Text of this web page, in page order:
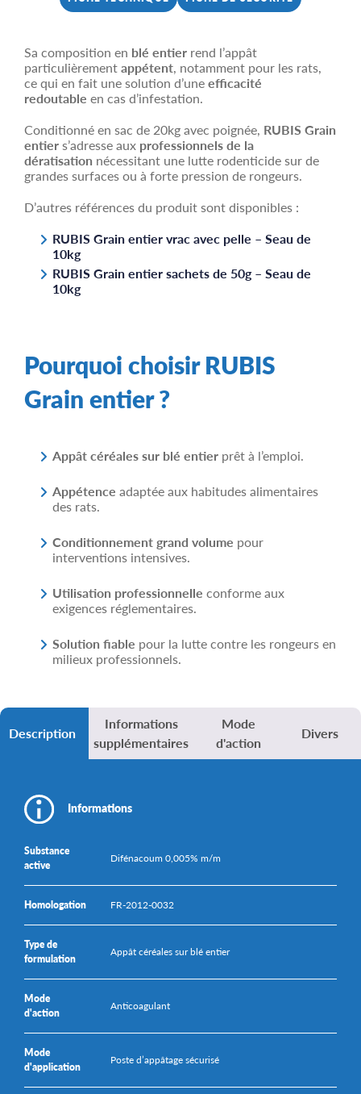
Sa composition en blé entier rend l’appât
particulièrementappétent, notamment pour les rats,
ce qui en fait une solution d’uneefficacité
redoutable en cas d’infestation.
Conditionné en sac de 20kg avec poignée, RUBIS Grain
entiers’adresse aux professionnels de la
dératisation nécessitant une lutte rodenticide sur de
grandes surfaces ou à forte pression de rongeurs.
D’autres références du produit sont disponibles :
RUBISGrain entier vrac avec pelle – Seau de
10kg
RUBIS Grain entier sachets de 50g – Seau de
10kg
Pourquoi choisir RUBIS
Grain entier ?
Appât céréales sur blé entier prêt à l’emploi.
Appétence adaptée aux habitudes alimentaires
des rats.
Conditionnement grand volume pour
interventions intensives.
Utilisation professionnelle conforme aux
exigences réglementaires.
Solution fiable pour la lutte contre les rongeurs en
milieux professionnels.
Description
Informations
supplémentaires
Mode
d'action
Divers
Informations
Substance
active
Difénacoum 0,005% m/m
Homologation FR-2012-0032
Type de
formulation
Appât céréales sur blé entier
Mode
d'action
Anticoagulant
Mode
d'application
Poste d’appâtage sécurisé